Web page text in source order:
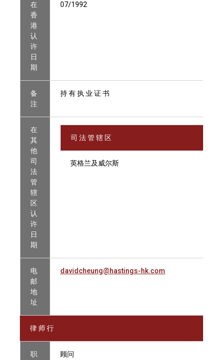
在
香
港
认
许
日
期
07/1992
备
注
持 有 执 业 证 书
在
其
他
司
法
管
辖
区
认
许
日
期
司 法 管 辖 区
英格兰及威尔斯
电
邮
地
址
davidcheung@hastings-hk.com
律 师 行
职
顾问